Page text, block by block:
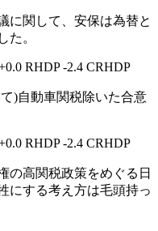
に関して、安保は為替と
た。
RHDP -2.4 CRHDP
)自動車関税除いた合意
RHDP -2.4 CRHDP
の高関税政策をめぐる日
にする考え方は毛頭持っ